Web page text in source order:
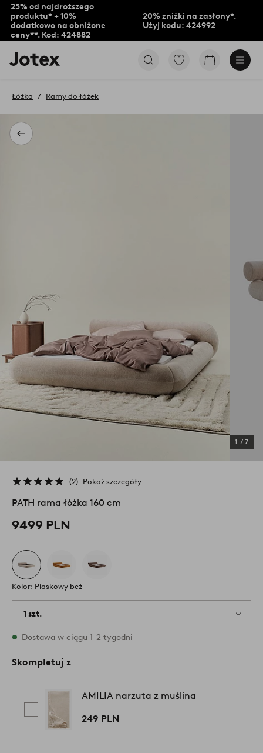
25% od najdroższego
produktu* + 10%
dodatkowo na obniżone
ceny**. Kod: 424882
20% zniżki na zasłony*.
Użyj kodu: 424992
Logo
Jotex
na
stronę
PrzejdźPrzejdź
Powrót
Łóżka Ramy do łóżek
1 / 7
2 Pokaż szczegóły
PATH rama łóżka 160 cm
9499 PLN
Kolor: Piaskowy beż
1 szt.
W magazynie
Dostawa w ciągu 1-2 tygodni
Skompletuj z
AMILIA narzuta z muślina
249 PLN